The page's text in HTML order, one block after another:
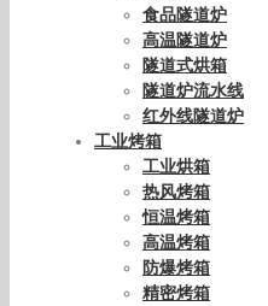
食品隧道炉
高温隧道炉
隧道式烘箱
隧道炉流水线
红外线隧道炉
工业烤箱
工业烘箱
热风烤箱
恒温烤箱
高温烤箱
防爆烤箱
精密烤箱